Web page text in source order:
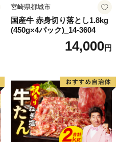
宮崎県都城市
国産牛 赤身切り落とし1.8kg
(450g×4パック)_14-3604
14,000円